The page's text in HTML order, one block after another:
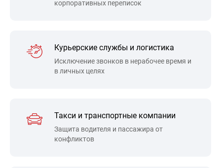
корпоративных переписок
Курьерские службы и логистика
Исключение звонков в нерабочее время и
в личных целях
Такси и транспортные компании
Защита водителя и пассажира от
конфликтов